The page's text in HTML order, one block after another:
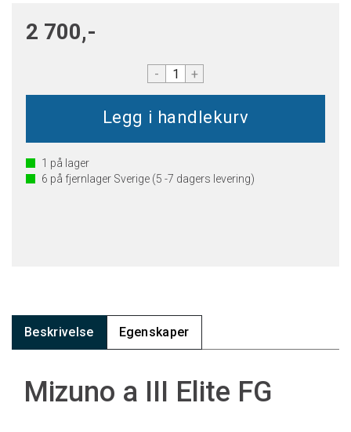
2 700,-
- +
1 på lager
6 på fjernlager Sverige (5 -7 dagers levering)
Beskrivelse Egenskaper
Mizuno a III Elite FG